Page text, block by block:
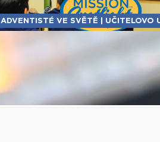
ADVENTISTÉ VE SVĚTĚ | UČITELOVO